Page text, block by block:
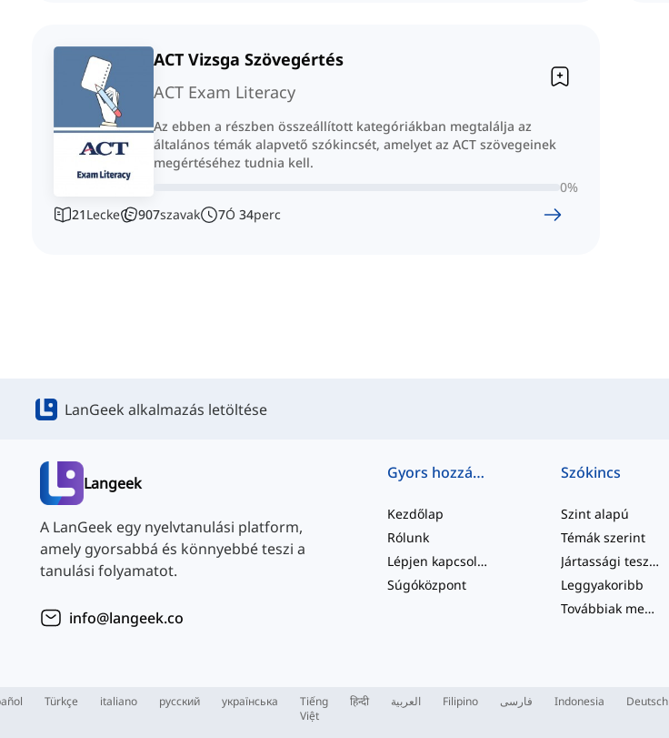
ACT Vizsga Szövegértés
ACT Exam Literacy
Az ebben a részben összeállított kategóriákban megtalálja az
általános témák alapvető szókincsét, amelyet az ACT szövegeinek
megértéséhez tudnia kell.
0%
21Lecke 907szavak 7Ó 34perc
LanGeek alkalmazás letöltése
Langeek
A LanGeek egy nyelvtanulási platform,
amely gyorsabbá és könnyebbé teszi a
tanulási folyamatot.
info@langeek.co
Gyors hozzáférés
Kezdőlap
Rólunk
Lépjen kapcsolatba velünk
Súgóközpont
Szókincs
Szint alapú
Témák szerint
Jártassági tesztek
Leggyakoribb
Továbbiak megtekintése
Türkçe italiano русский українська
Tiếng
Việt
हिन्दी العربية Filipino فارسی Indonesia Deutsch